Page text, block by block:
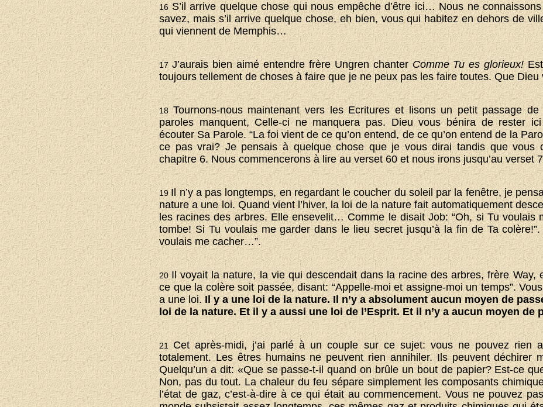
16S’il arrive quelque chose qui nous empêche d’être ici… Nous ne
savez, mais s’il arrive quelque chose, eh bien, vous qui habitez en dehors de
qui viennent de Memphis…
17J’aurais bien aimé entendre frère Ungren chanterComme Tu es glorieux!
toujours tellement de choses à faire que je ne peux pas les faire toutes. Que Dieu
18Tournons-nous maintenant vers les Ecritures et lisons un petit passage de
paroles manquent, Celle-ci ne manquera pas. Dieu vous bénira de rester
écouter Sa Parole. “La foi vient de ce qu’on entend, de ce qu’on entend de la
ce pas vrai? Je pensais à quelque chose que je vous dirai tandis que vous
chapitre 6. Nous commencerons à lire au verset 60 et nous irons jusqu’au verset
19Il n’y a pas longtemps, en regardant le coucher du soleil par la fenêtre, je
nature a une loi. Quand vient l’hiver, la loi de la nature fait automatiquement
les racines des arbres. Elle ensevelit… Comme le disait Job: “Oh, si Tu voulais
tombe! Si Tu voulais me garder dans le lieu secret jusqu’à la fin de Ta colère!”.
voulais me cacher…”.
20 Il voyait la nature, la vie qui descendait dans la racine des arbres, frère Way,
ce que la colère soit passée, disant: “Appelle-moi et assigne-moi un temps”.
a une loi.Il y a une loi de la nature. Il n’y a absolument aucun moyen de
loi de la nature. Et il y a aussi une loi de l’Esprit. Et il n’y a aucun moyen de
21Cet après-midi, j’ai parlé à un couple sur ce sujet: vous ne pouvez rien
totalement. Les êtres humains ne peuvent rien annihiler. Ils peuvent déchirer
Quelqu’un a dit: «Que se passe-t-il quand on brûle un bout de papier? Est-ce
Non, pas du tout. La chaleur du feu sépare simplement les composants
l’état de gaz, c’est-à-dire à ce qui était au commencement. Vous ne pouvez